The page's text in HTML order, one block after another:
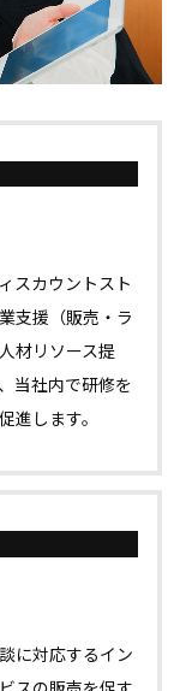
スカウントスト
支援（販売・ラ
材リソース提
当社内で研修を
進します。
に対応するイン